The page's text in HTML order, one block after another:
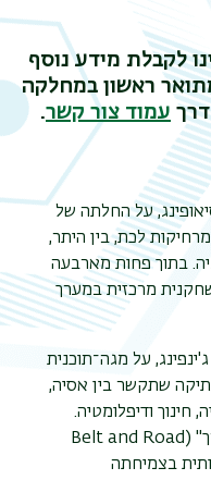
לקבלת מידע נוסף
ראשון במחלקה
עמוד צור קשר.
סיאופינג, על החלתה של
לכת, בין היתר,
בתוך פחות מארבעה
מרכזית במערך
שי ג'ינפינג, על מגה־תוכנית
שתקשר בין אסיה,
חינוך ודיפלומטיה.
(
Belt and Road
בצמיחתה